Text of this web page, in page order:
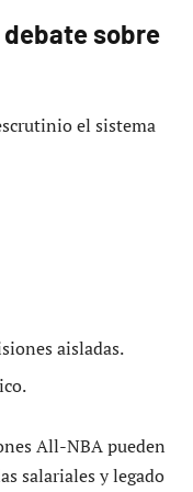
sobre
el sistema
aisladas.
All-NBA pueden
salariales y legado